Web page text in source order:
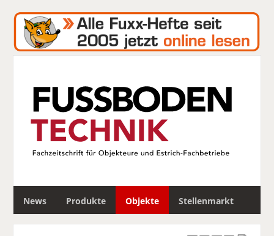
News Produkte Objekte Stellenmarkt
c